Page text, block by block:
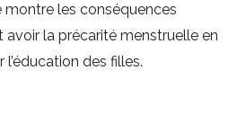
montre les conséquences
avoir la précarité menstruelle en
l’éducation des filles.